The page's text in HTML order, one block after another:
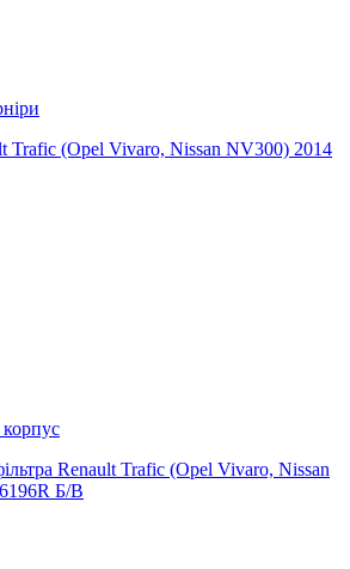
Trafic (Opel Vivaro, Nissan NV300) 2014
корпус
Renault Trafic (Opel Vivaro, Nissan
Б/В